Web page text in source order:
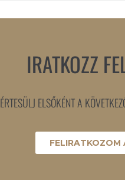
IRATKOZZ
ÉRTESÜLJ ELSŐKÉNT A
FELIRATKOZOM